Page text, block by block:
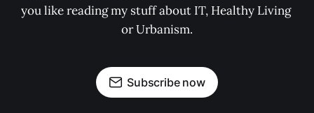
you like reading my stuff about IT, Healthy Living
or Urbanism.
Subscribe now